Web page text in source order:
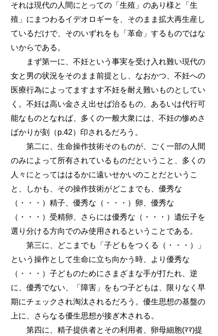
それは現代の人間にとっての「生殖」のあり様と「生
殖」にまつわるイデオロギーを、そのまま拡大再生産し
ているだけで、そのいずれをも「革命」するものではな
いからである。
まず第一に、不妊という事実を受け入れ難い現代の
女と男の状況をそのまま前提とし、なおかつ、不妊への
医療行為によってますます不妊を耐え難いものとしてい
く。不妊は高い金さえ出せば治るもの、あるいは代行可
能なものとなれば、多くの一般大衆には、不妊の惨めさ
ばかりが刻（p.42）印されるだろう。
第二に、生命操作技術そのものが、ごく一部の人間
のみによって所有されているものだということ、多くの
人々にとってははるかに遠いせかいのことだというこ
と、しかも、その操作技術がどこまでも、優秀な
（・・・）精子、優秀な（・・・）卵、優秀な
（・・・）受精卵、さらには優秀な（・・・）遺伝子を
選り分ける方向でのみ使用されるということである。
第三に、どこまでも「子どもをつくる（・・・）」
という操作として生命に立ち向かう時、より優秀な
（・・・）子どものためにさまざまな手が打たれ、逆
に、優秀でない、「障害」をもつ子どもは、限りなく早
期にチェックされ淘汰されるだろう。優生思想の基盤の
上に、さらなる優生思想が接ぎ木される。
第四に、精子提供者とその利用者、卵母細胞(ﾏﾏ)提